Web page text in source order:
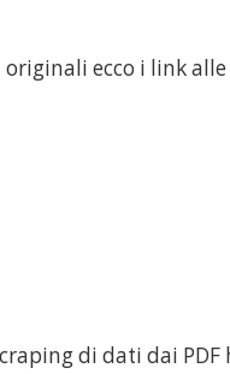
originali ecco i link
di dati dai